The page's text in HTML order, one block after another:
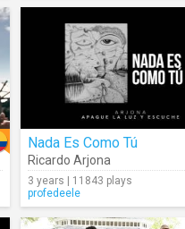
Nada Es Como Tú
Ricardo Arjona
3 years | 11843 plays
profedeele